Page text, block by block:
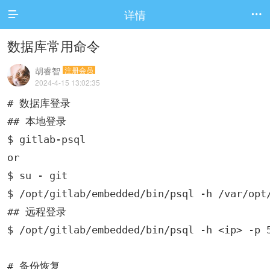
 详情 
数据库常用命令
胡睿智 注册会员
2024-4-15 13:02:35
# 数据库登录
## 本地登录
$ gitlab-psql
or
$ su - git
$ /opt/gitlab/embedded/bin/psql -h /var/
## 远程登录
$ /opt/gitlab/embedded/bin/psql -h <ip> -
# 备份恢复